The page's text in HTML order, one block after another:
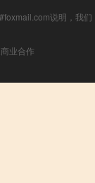
说明，我们
业合作